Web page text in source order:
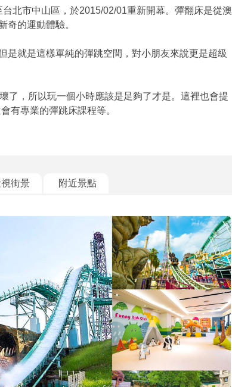
北市中山區，於2015/02/01重新開幕。彈翻床是從澳
奇的運動體驗。
是就是這樣單純的彈跳空間，對小朋友來說更是超級
了，所以玩一個小時應該是足夠了才是。這裡也會提
有專業的彈跳床課程等。
街景 附近景點